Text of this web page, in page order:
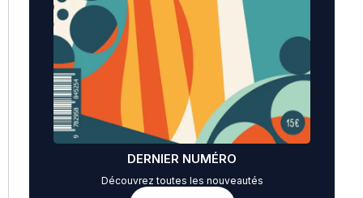
DERNIER NUMÉRO
Découvrez toutes les nouveautés